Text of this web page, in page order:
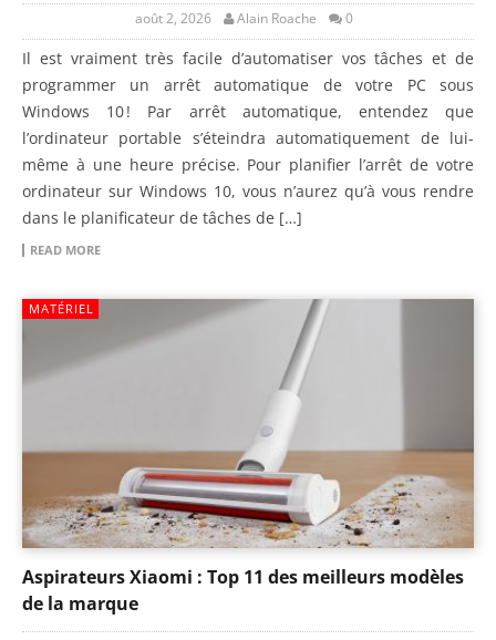
août 2, 2026 Alain Roache 0
Il est vraiment très facile d’automatiser vos tâches et de
programmer un arrêt automatique de votre PC sous
Windows 10 ! Par arrêt automatique, entendez que
l’ordinateur portable s’éteindra automatiquement de lui-
même à une heure précise. Pour planifier l’arrêt de votre
ordinateur sur Windows 10, vous n’aurez qu’à vous rendre
dans le planificateur de tâches de […]
READ MORE
MATÉRIEL
Aspirateurs Xiaomi : Top 11 des meilleurs modèles
de la marque